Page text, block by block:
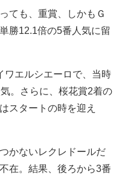
ても、重賞、しかもＧ
勝12.1倍の5番人気に留
ワエルシエーロで、当時
。さらに、桜花賞2着の
スタートの時を迎え
かないレクレドールだ
在。結果、後ろから3番